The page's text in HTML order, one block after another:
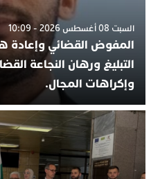
السبت 08 أغسطس 2026 - 10:09
المفوض القضائي وإعادة
التبليغ ورهان النجاعة
وإكراهات المجال.